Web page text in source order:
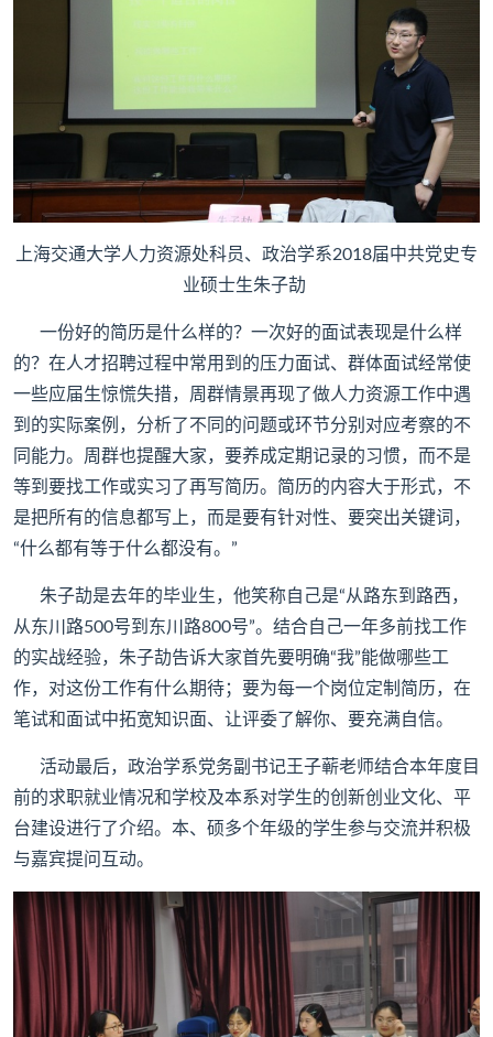
上海交通大学人力资源处科员、政治学系2018届中共党史专
业硕士生朱子劼
一份好的简历是什么样的？一次好的面试表现是什么样
的？在人才招聘过程中常用到的压力面试、群体面试经常使
一些应届生惊慌失措，周群情景再现了做人力资源工作中遇
到的实际案例，分析了不同的问题或环节分别对应考察的不
同能力。周群也提醒大家，要养成定期记录的习惯，而不是
等到要找工作或实习了再写简历。简历的内容大于形式，不
是把所有的信息都写上，而是要有针对性、要突出关键词，
“什么都有等于什么都没有。”
朱子劼是去年的毕业生，他笑称自己是“从路东到路西，
从东川路500号到东川路800号”。结合自己一年多前找工作
的实战经验，朱子劼告诉大家首先要明确“我”能做哪些工
作，对这份工作有什么期待；要为每一个岗位定制简历，在
笔试和面试中拓宽知识面、让评委了解你、要充满自信。
活动最后，政治学系党务副书记王子蕲老师结合本年度目
前的求职就业情况和学校及本系对学生的创新创业文化、平
台建设进行了介绍。本、硕多个年级的学生参与交流并积极
与嘉宾提问互动。